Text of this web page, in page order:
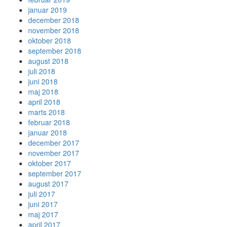
januar 2019
december 2018
november 2018
oktober 2018
september 2018
august 2018
juli 2018
juni 2018
maj 2018
april 2018
marts 2018
februar 2018
januar 2018
december 2017
november 2017
oktober 2017
september 2017
august 2017
juli 2017
juni 2017
maj 2017
april 2017